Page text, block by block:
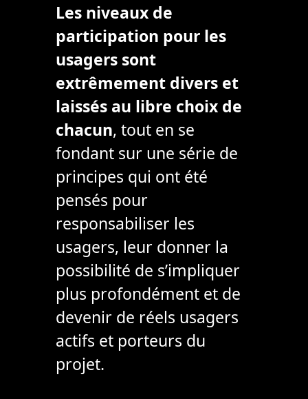
Les niveaux de
participation pour les
usagers sont
extrêmement divers et
laissés au libre choix de
chacun, tout en se
fondant sur une série de
principes qui ont été
pensés pour
responsabiliser les
usagers, leur donner la
possibilité de s’impliquer
plus profondément et de
devenir de réels usagers
actifs et porteurs du
projet.